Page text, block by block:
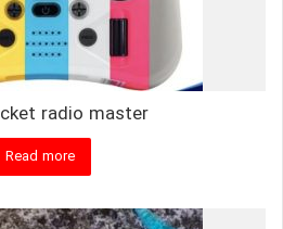
radio master
Read more